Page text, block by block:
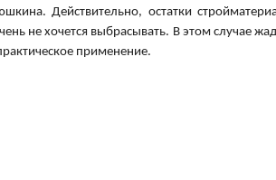
Действительно, остатки
не хочется выбрасывать. В этом случае
применение.